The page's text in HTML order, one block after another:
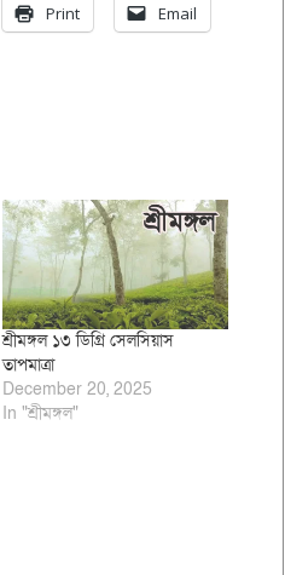
Print Email
শ্রীমঙ্গল ১৩ ডিগ্রি সেলসিয়াস
তাপমাত্রা
December 20, 2025
In "শ্রীমঙ্গল"